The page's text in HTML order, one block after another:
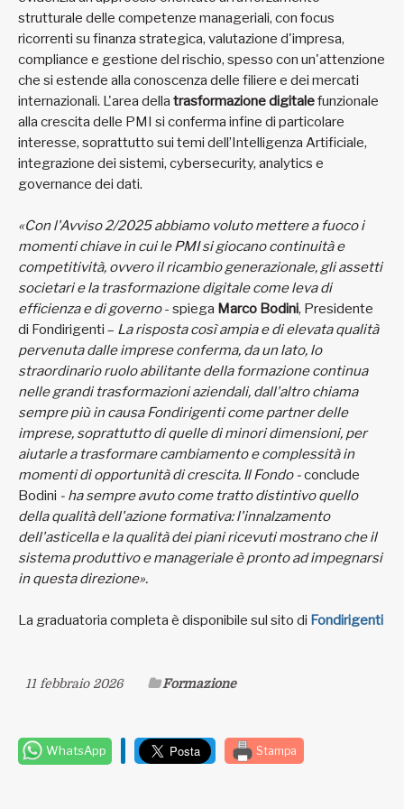
strutturale delle competenze manageriali, con focus
ricorrenti su finanza strategica, valutazione d'impresa,
compliance e gestione del rischio, spesso con un'attenzione
che si estende alla conoscenza delle filiere e dei mercati
internazionali. L'area della trasformazione digitalefunzionale
alla crescita delle PMI si conferma infine di particolare
interesse, soprattutto sui temi dell’Intelligenza Artificiale,
integrazione dei sistemi, cybersecurity, analytics e
governance dei dati.
«Con l'Avviso 2/2025 abbiamo voluto mettere a fuoco i
momenti chiave in cui le PMI si giocano continuità e
competitività, ovvero il ricambio generazionale, gli assetti
societari e la trasformazione digitale come leva di
efficienza e di governo- spiega Marco Bodini, Presidente
di Fondirigenti – La risposta così ampia e di elevata qualità
pervenuta dalle imprese conferma, da un lato, lo
straordinario ruolo abilitante della formazione continua
nelle grandi trasformazioni aziendali, dall'altro chiama
sempre più in causa Fondirigenti come partner delle
imprese, soprattutto di quelle di minori dimensioni, per
aiutarle a trasformare cambiamento e complessità in
momenti di opportunità di crescita. Il Fondo -conclude
Bodini - ha sempre avuto come tratto distintivo quello
della qualità dell'azione formativa: l'innalzamento
dell'asticella e la qualità dei piani ricevuti mostrano che il
sistema produttivo e manageriale è pronto ad impegnarsi
in questa direzione».
La graduatoria completa è disponibile sul sito di Fondirigenti
11 febbraio 2026 Formazione
WhatsApp Stampa